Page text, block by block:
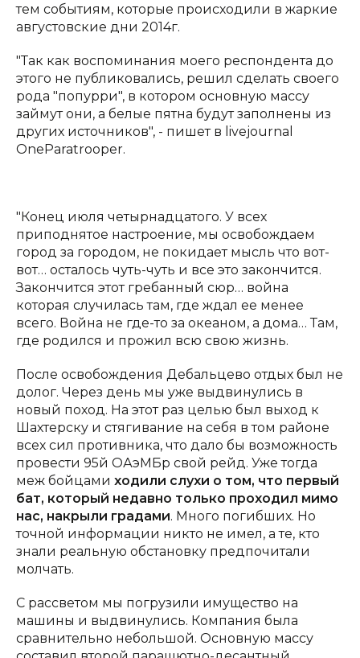
тем событиям, которые происходили в жаркие
августовские дни 2014г.
"Так как воспоминания моего респондента до
этого не публиковались, решил сделать своего
рода "попурри", в котором основную массу
займут они, а белые пятна будут заполнены из
других источников", - пишет в livejournal
OneParatrooper.
"Конец июля четырнадцатого. У всех
приподнятое настроение, мы освобождаем
город за городом, не покидает мысль что вот-
вот… осталось чуть-чуть и все это закончится.
Закончится этот гребанный сюр… война
которая случилась там, где ждал ее менее
всего. Война не где-то за океаном, а дома… Там,
где родился и прожил всю свою жизнь.
После освобождения Дебальцево отдых был не
долог. Через день мы уже выдвинулись в
новый поход. На этот раз целью был выход к
Шахтерску и стягивание на себя в том районе
всех сил противника, что дало бы возможность
провести 95й ОАэМБр свой рейд. Уже тогда
меж бойцами ходили слухи о том, что первый
бат, который недавно только проходил мимо
нас, накрыли градами. Много погибших. Но
точной информации никто не имел, а те, кто
знали реальную обстановку предпочитали
молчать.
С рассветом мы погрузили имущество на
машины и выдвинулись. Компания была
сравнительно небольшой. Основную массу